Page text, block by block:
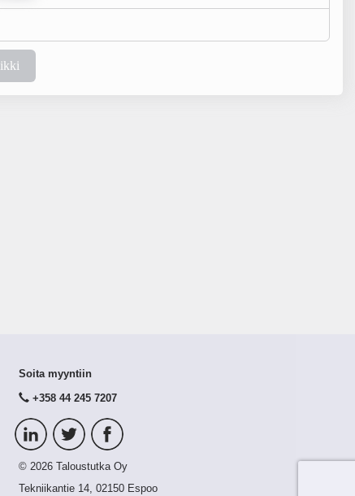
Soita myyntiin
+358 44 245 7207
© 2026 Taloustutka Oy
Tekniikantie 14, 02150 Espoo